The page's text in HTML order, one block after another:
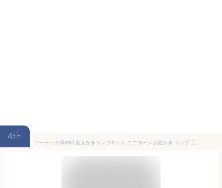
4th
アーテック(Artec) おえかきランプキット ユニコーン お絵かき ランプ 工作キット ナイトランプ クラフト 絵の具付き 自由工作 子ども 58958